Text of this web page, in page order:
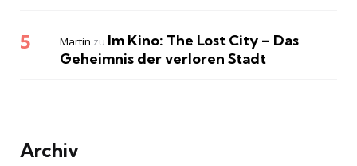
Martin zu Im Kino: The Lost City – Das
Geheimnis der verloren Stadt
Archiv